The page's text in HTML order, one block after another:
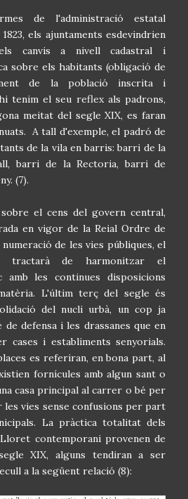
de l'administració estatal
els ajuntaments esdevindrien
canvis a nivell cadastral i
sobre els habitants (obligació de
de la població inscrita i
tenim el seu reflex als padrons,
meitat del segle XIX, es faran
A tall d'exemple, el padró de
de la vila en barris: barri de la
barri de la Rectoria, barri de
(7).
el cens del govern central,
en vigor de la Reial Ordre de
de les vies públiques, el
tractarà de harmonitzar el
amb les continues disposicions
L'últim terç del segle és
del nucli urbà, un cop ja
defensa i les drassanes que en
cases i establiments senyorials.
es referiran, en bona part, al
fornícules amb algun sant o
casa principal al carrer o bé per
vies sense confusions per part
La pràctica totalitat dels
contemporani provenen de
XIX, alguns tendiran a ser
a la següent relació (8):